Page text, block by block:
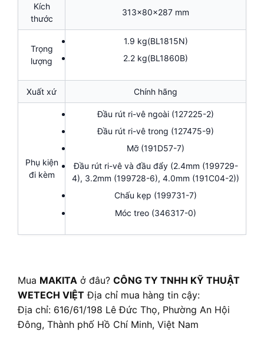
Kích
thước
313x80x287 mm
Trọng
lượng
1.9 kg(BL1815N)
2.2 kg(BL1860B)
Xuất xứ Chính hãng
Phụ kiện
đi kèm
Đầu rút ri-vê ngoài (127225-2)
Đầu rút ri-vê trong (127475-9)
Mỡ (191D57-7)
Đầu rút ri-vê và đầu đẩy (2.4mm (199729-
4), 3.2mm (199728-6), 4.0mm (191C04-2))
Chấu kẹp (199731-7)
Móc treo (346317-0)
Mua MAKITA ở đâu? CÔNG TY TNHH KỸ THUẬT
WETECH VIỆT Địa chỉ mua hàng tin cậy:
Địa chỉ: 616/61/198 Lê Đức Thọ, Phường An Hội
Đông, Thành phố Hồ Chí Minh, Việt Nam